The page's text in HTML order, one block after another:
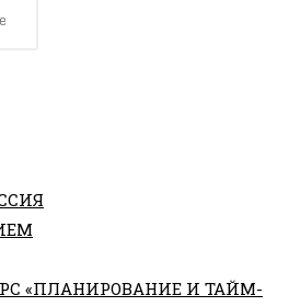
«ПЛАНИРОВАНИЕ И ТАЙМ-